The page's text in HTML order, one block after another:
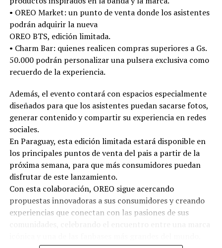
•⁠ ⁠OREO Market: un punto de venta donde los asistentes
podrán adquirir la nueva
OREO BTS, edición limitada.
•⁠ ⁠Charm Bar: quienes realicen compras superiores a Gs.
50.000 podrán personalizar una pulsera exclusiva como
recuerdo de la experiencia.
Además, el evento contará con espacios especialmente
diseñados para que los asistentes puedan sacarse fotos,
generar contenido y compartir su experiencia en redes
sociales.
En Paraguay, esta edición limitada estará disponible en
los principales puntos de venta del pais a partir de la
próxima semana, para que más consumidores puedan
disfrutar de este lanzamiento.
Con esta colaboración, OREO sigue acercando
propuestas innovadoras a sus consumidores y creando
experiencias que conectan con las pasiones de sus